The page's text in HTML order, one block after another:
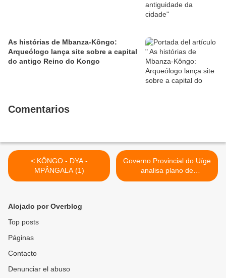
As histórias de Mbanza-Kôngo:
Arqueólogo lança site sobre a capital
do antigo Reino do Kongo
Comentarios
< KÔNGO - DYA -
MPÂNGALA (1)
Governo Provincial do Uíge
analisa plano de
desenvolvimento da região
Alojado por Overblog
Top posts
Páginas
Contacto
Denunciar el abuso